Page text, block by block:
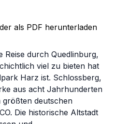
als PDF herunterladen
Reise durch Quedlinburg,
viel zu bieten hat
Harz ist. Schlossberg,
aus acht Jahrhunderten
größten deutschen
Die historische Altstadt